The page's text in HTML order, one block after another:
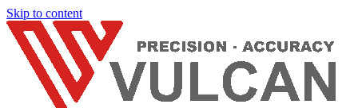
Skip to content